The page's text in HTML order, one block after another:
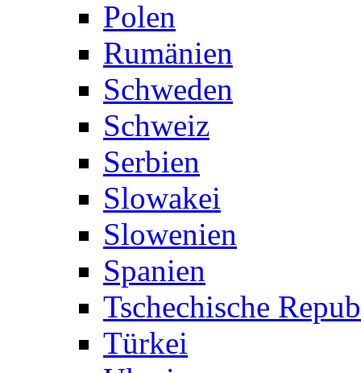
Polen
Rumänien
Schweden
Schweiz
Serbien
Slowakei
Slowenien
Spanien
Tschechische
Türkei